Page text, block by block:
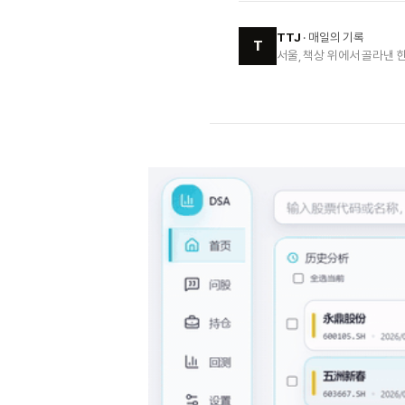
T
TTJ · 매일의 기록
서울, 책상 위에서 골라낸